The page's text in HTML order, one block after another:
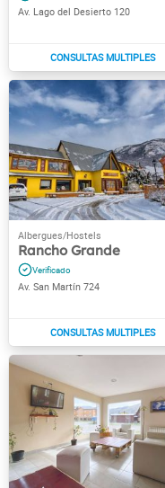
Av. Lago del Desierto 120
Rancho Grande
Av. San Martín 724